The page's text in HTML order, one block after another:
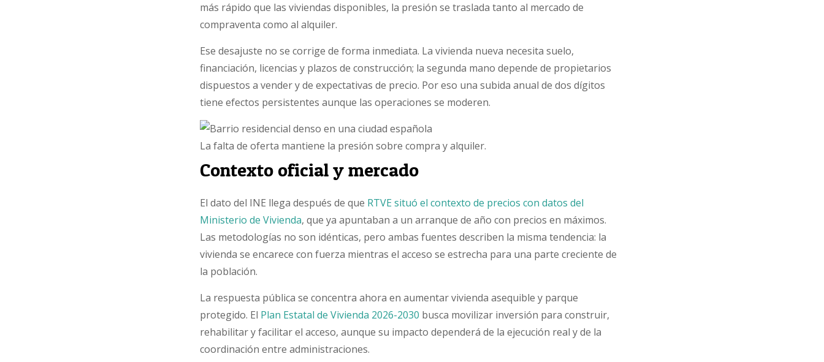
más rápido que las viviendas disponibles, la presión se traslada tanto al mercado de
compraventa como al alquiler.
Ese desajuste no se corrige de forma inmediata. La vivienda nueva necesita suelo,
financiación, licencias y plazos de construcción; la segunda mano depende de propietarios
dispuestos a vender y de expectativas de precio. Por eso una subida anual de dos dígitos
tiene efectos persistentes aunque las operaciones se moderen.
La falta de oferta mantiene la presión sobre compra y alquiler.
Contexto oficial y mercado
El dato del INE llega después de que RTVE situó el contexto de precios con datos del
Ministerio de Vivienda, que ya apuntaban a un arranque de año con precios en máximos.
Las metodologías no son idénticas, pero ambas fuentes describen la misma tendencia: la
vivienda se encarece con fuerza mientras el acceso se estrecha para una parte creciente de
la población.
La respuesta pública se concentra ahora en aumentar vivienda asequible y parque
protegido. El Plan Estatal de Vivienda 2026-2030 busca movilizar inversión para construir,
rehabilitar y facilitar el acceso, aunque su impacto dependerá de la ejecución real y de la
coordinación entre administraciones.